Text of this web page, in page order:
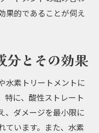
果的であることが伺え
分とその効果
水素トリートメントに
特に、酸性ストレート
、ダメージを最小限に
ています。また、水素